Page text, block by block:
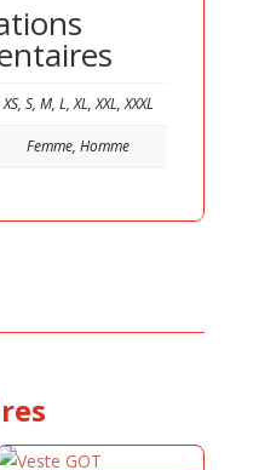
XS, S, M, L, XL, XXL, XXXL
Femme, Homme